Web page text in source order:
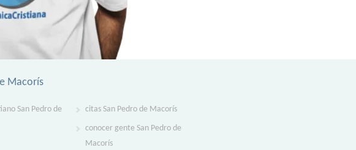
Macorís
San Pedro de
citas San Pedro de Macorís
conocer gente San Pedro de
Macorís